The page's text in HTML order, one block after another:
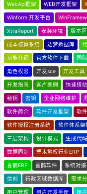
WebApi框架 WEB开发框架
Winform 开发平台
XtraReport 安装环境 版本区
成本核算系统 达梦数据库
功能介绍 官方软件下载 国
角色权限 开发sce 开发工具
开发指南 客户案例 快速搭
秘钥 密钥 企业网络维护
软件简介 软件开发框架 软
软件授权注册系统 软件体系架
三层架构 设计模式 生成代码
数据同步 塑木地板行业ERP
喜鹊ERP 喜鹊软件 系统对接
信创 行政区域数据库 需求
用户管理 用户开发手册 用